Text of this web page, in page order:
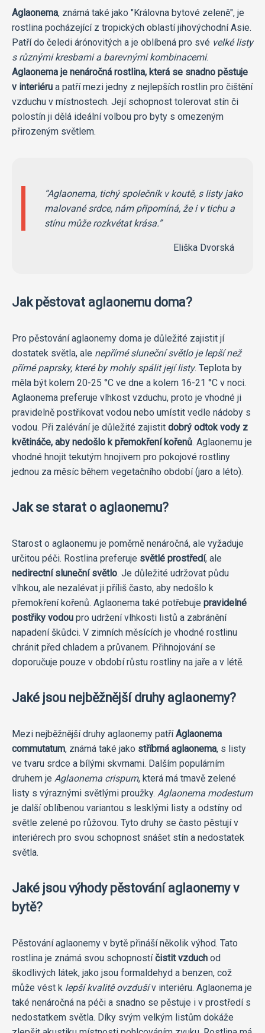
Aglaonema, známá také jako "Královna bytové zeleně", je
rostlina pocházející z tropických oblastí jihovýchodní Asie.
Patří do čeledi árónovitých a je oblíbená pro své velké listy
s různými kresbami a barevnými kombinacemi.
Aglaonema je nenáročná rostlina, která se snadno pěstuje
v interiéru a patří mezi jedny z nejlepších rostlin pro čištění
vzduchu v místnostech. Její schopnost tolerovat stín či
polostín ji dělá ideální volbou pro byty s omezeným
přirozeným světlem.
Aglaonema, tichý společník v koutě, s listy jako
malované srdce, nám připomíná, že i v tichu a
stínu může rozkvétat krása.
Eliška Dvorská
Jak pěstovat aglaonemu doma?
Pro pěstování aglaonemy doma je důležité zajistit jí
dostatek světla, ale nepřímé sluneční světlo je lepší než
přímé paprsky, které by mohly spálit její listy. Teplota by
měla být kolem 20-25 °C ve dne a kolem 16-21 °C v noci.
Aglaonema preferuje vlhkost vzduchu, proto je vhodné ji
pravidelně postřikovat vodou nebo umístit vedle nádoby s
vodou. Při zalévání je důležité zajistit dobrý odtok vody z
květináče, aby nedošlo k přemokření kořenů. Aglaonemu je
vhodné hnojit tekutým hnojivem pro pokojové rostliny
jednou za měsíc během vegetačního období (jaro a léto).
Jak se starat o aglaonemu?
Starost o aglaonemu je poměrně nenáročná, ale vyžaduje
určitou péči. Rostlina preferuje světlé prostředí, ale
nedirectní sluneční světlo. Je důležité udržovat půdu
vlhkou, ale nezalévat ji příliš často, aby nedošlo k
přemokření kořenů. Aglaonema také potřebuje pravidelné
postřiky vodou pro udržení vlhkosti listů a zabránění
napadení škůdci. V zimních měsících je vhodné rostlinu
chránit před chladem a průvanem. Přihnojování se
doporučuje pouze v období růstu rostliny na jaře a v létě.
Jaké jsou nejběžnější druhy aglaonemy?
Mezi nejběžnější druhy aglaonemy patříAglaonema
commutatum, známá také jako stříbrná aglaonema, s listy
ve tvaru srdce a bílými skvrnami. Dalším populárním
druhem je Aglaonema crispum, která má tmavě zelené
listy s výraznými světlými proužky. Aglaonema modestum
je další oblíbenou variantou s lesklými listy a odstíny od
světle zelené po růžovou. Tyto druhy se často pěstují v
interiérech pro svou schopnost snášet stín a nedostatek
světla.
Jaké jsou výhody pěstování aglaonemy v
bytě?
Pěstování aglaonemy v bytě přináší několik výhod. Tato
rostlina je známá svou schopnostíčistit vzduch od
škodlivých látek, jako jsou formaldehyd a benzen, což
může vést k lepší kvalitě ovzdušív interiéru. Aglaonema je
také nenáročná na péči a snadno se pěstuje i v prostředí s
nedostatkem světla. Díky svým velkým listům dokáže